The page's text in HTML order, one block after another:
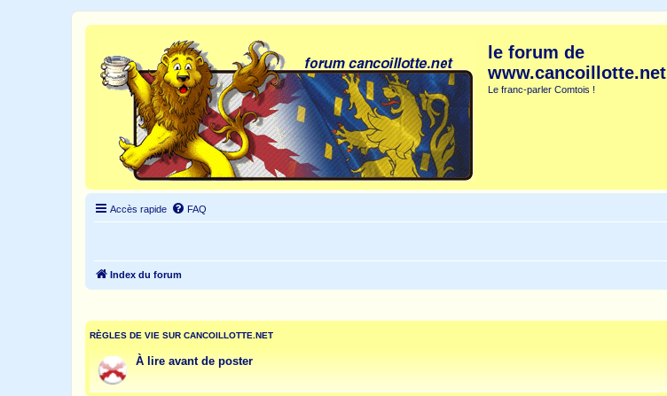
le forum de
www.cancoillotte.net
Le franc-parler Comtois !
Accès rapide FAQ
Index du forum
RÈGLES DE VIE SUR CANCOILLOTTE.NET
À lire avant de poster